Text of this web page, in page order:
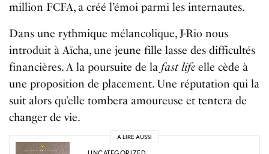
million FCFA, a créé l’émoi parmi les internautes.
Dans une rythmique mélancolique, J-Rio nous
introduit à Aïcha, une jeune fille lasse des difficultés
financières. A la poursuite de la fast lifeelle cède à
une proposition de placement. Une réputation qui la
suit alors qu’elle tombera amoureuse et tentera de
changer de vie.
A LIRE AUSSI